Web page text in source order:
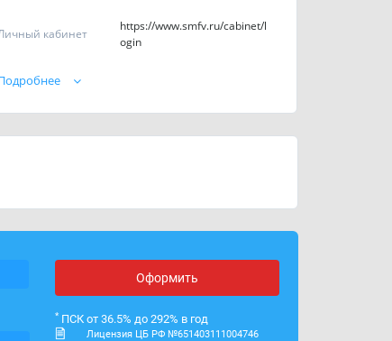
кабинет
https://www.smfv.ru/cabinet/l
ogin
работы с 9:00 до 18:00
ЦБ РФ № 651403111004746
Оформить
* ПСК от 36.5% до 292% в год
Лицензия ЦБ РФ №651403111004746